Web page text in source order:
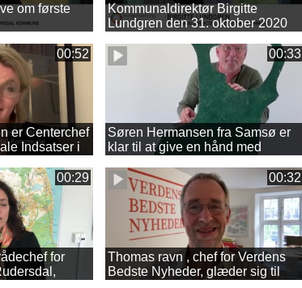
om første
Kommunaldirektør Birgitte
Lundgren den 31. oktober 2020
00:52
er Centerchef
Indsatser i
00:33
Søren Hermansen fra Samsø er
klar til at give en hånd med
00:29
for
00:32
Thomas ravn , chef for Verdens
Bedste Nyheder, glæder sig til